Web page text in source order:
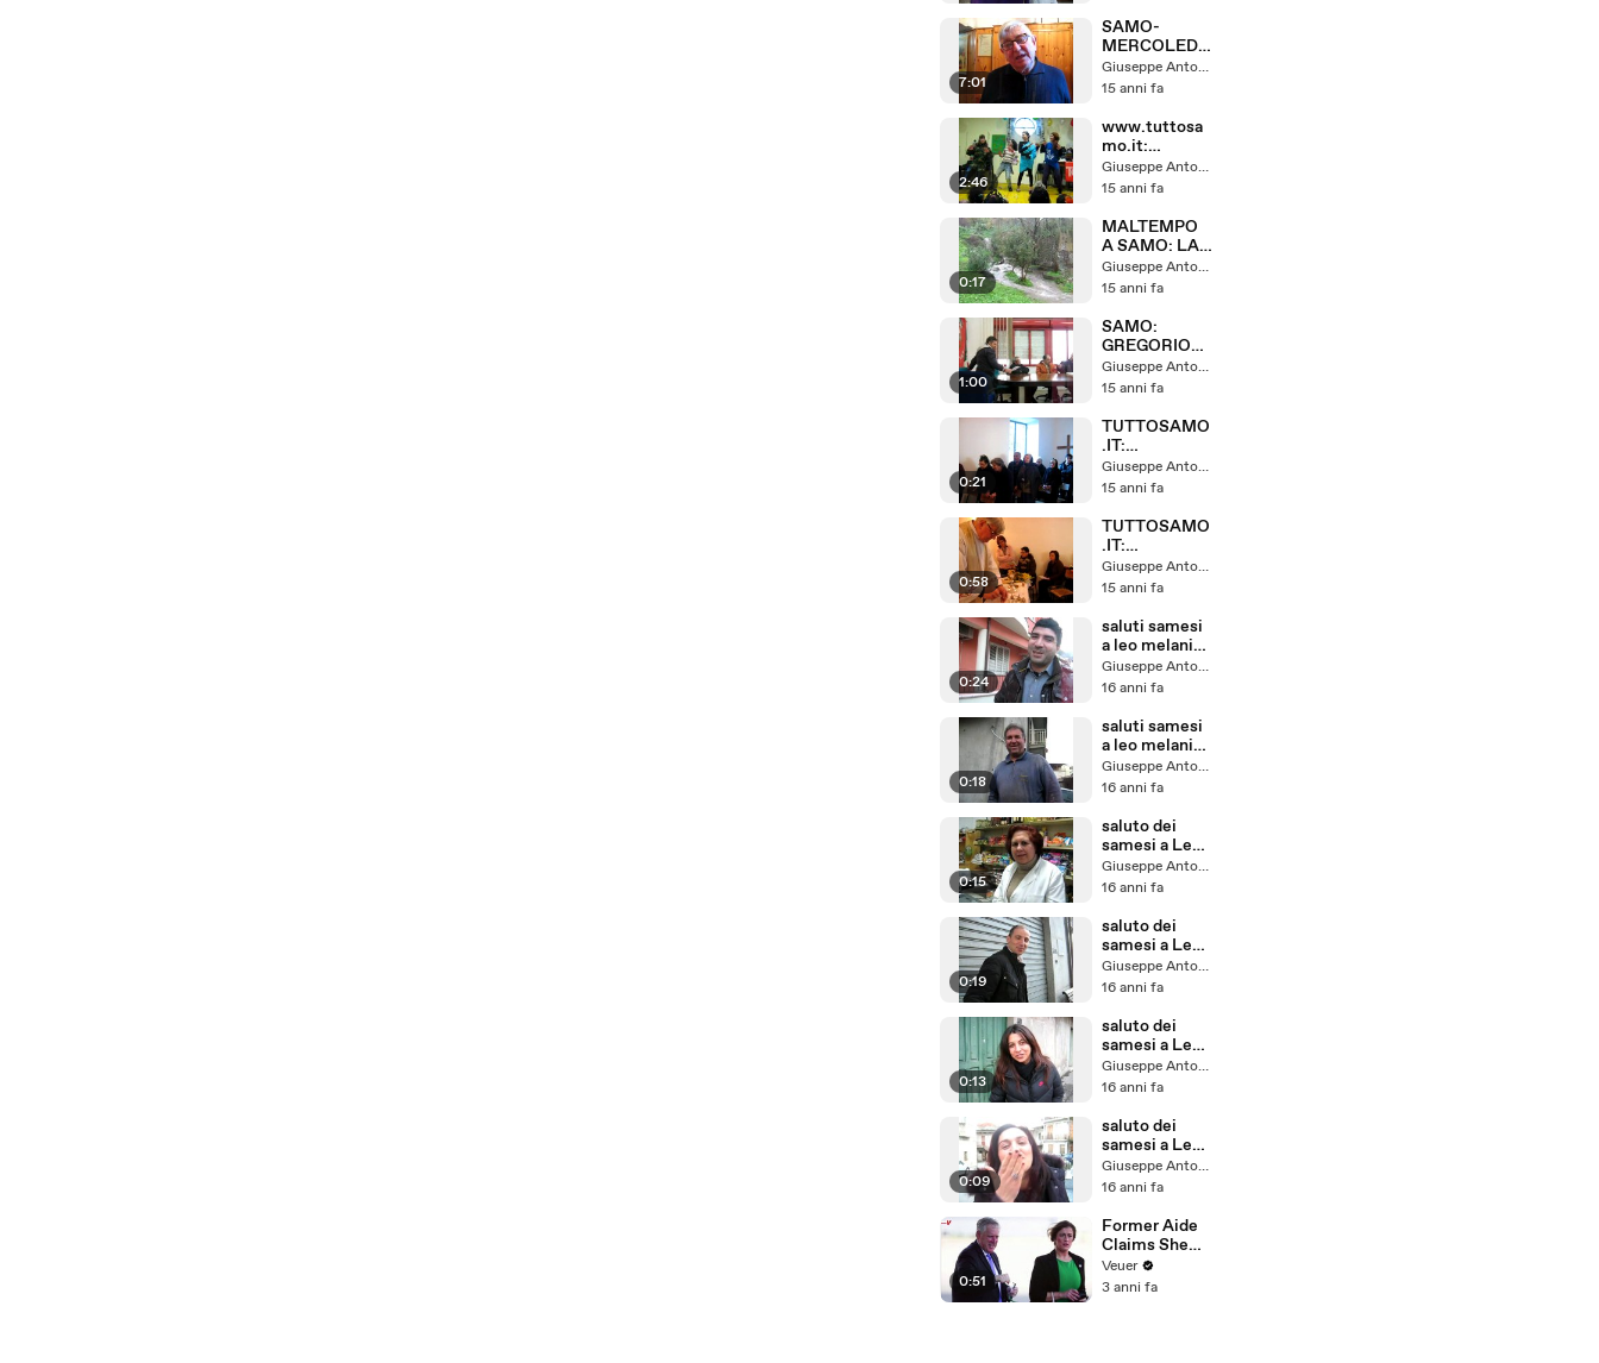
7:01
SAMO-
MERCOLEDI
DELLE
CENERI:
SAMO.IT
Giuseppe Antonelli
15 anni fa
2:46
www.tuttosa
mo.it:
Carnevale a
Samo Rc
Giuseppe Antonelli
15 anni fa
0:17
MALTEMPO
A SAMO: LA
SORGENTE
DI IRNA
Giuseppe Antonelli
15 anni fa
1:00
SAMO:
GREGORIO
BRUZZANITI
ABBANDONA
CONSIGLIO
Giuseppe Antonelli
15 anni fa
0:21
TUTTOSAMO
.IT:
COMM.DEFU
NTI PRIMO
MESE 2
Giuseppe Antonelli
15 anni fa
0:58
TUTTOSAMO
.IT:
COMM.DEFU
NTI PRIMO
MESE
Giuseppe Antonelli
15 anni fa
0:24
saluti samesi
a leo melania
in australia (
enzo)
Giuseppe Antonelli
16 anni fa
0:18
saluti samesi
a leo melania
in australia
Giuseppe Antonelli
16 anni fa
0:15
saluto dei
samesi a Leo
e Melania ( in
Australia) p19
Giuseppe Antonelli
16 anni fa
0:19
saluto dei
samesi a Leo
e Melania ( in
Australia) p21
Giuseppe Antonelli
16 anni fa
0:13
saluto dei
samesi a Leo
e Melania ( in
Australia) p17
Giuseppe Antonelli
16 anni fa
0:09
saluto dei
samesi a Leo
e Melania ( in
Australia) p15
Giuseppe Antonelli
16 anni fa
0:51
Former Aide
Claims She
Was Asked to
Make a ‘Hit
Veuer
3 anni fa